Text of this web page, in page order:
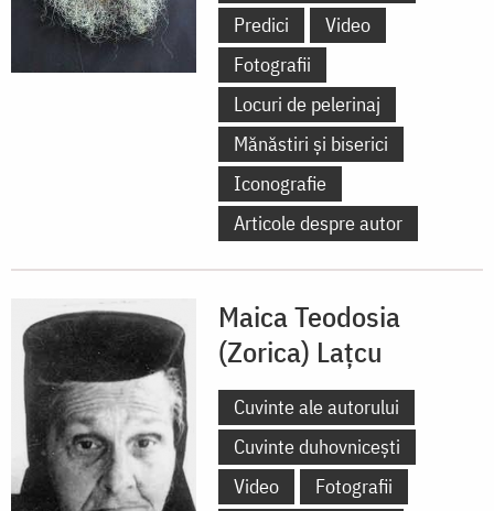
Predici
Video
Fotografii
Locuri de pelerinaj
Mănăstiri și biserici
Iconografie
Articole despre autor
Maica Teodosia
(Zorica) Lațcu
Cuvinte ale autorului
Cuvinte duhovnicești
Video
Fotografii